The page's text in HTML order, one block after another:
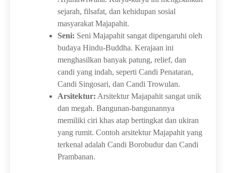
sejarah, filsafat, dan kehidupan sosial
masyarakat Majapahit.
Seni: Seni Majapahit sangat dipengaruhi oleh
budaya Hindu-Buddha. Kerajaan ini
menghasilkan banyak patung, relief, dan
candi yang indah, seperti Candi Penataran,
Candi Singosari, dan Candi Trowulan.
Arsitektur: Arsitektur Majapahit sangat unik
dan megah. Bangunan-bangunannya
memiliki ciri khas atap bertingkat dan ukiran
yang rumit. Contoh arsitektur Majapahit yang
terkenal adalah Candi Borobudur dan Candi
Prambanan.